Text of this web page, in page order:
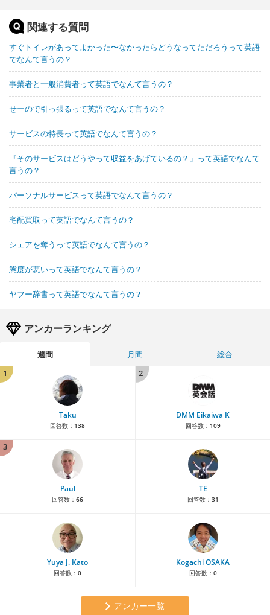
関連する質問
すぐトイレがあってよかった〜なかったらどうなってただろうって英語
でなんて言うの？
事業者と一般消費者って英語でなんて言うの？
せーので引っ張るって英語でなんて言うの？
サービスの特長って英語でなんて言うの？
『そのサービスはどうやって収益をあげているの？」って英語でなんて
言うの？
パーソナルサービスって英語でなんて言うの？
宅配買取って英語でなんて言うの？
シェアを奪うって英語でなんて言うの？
態度が悪いって英語でなんて言うの？
ヤフー辞書って英語でなんて言うの？
アンカーランキング
週間 月間
総合
1
Taku
回答数： 138
2
DMM Eikaiwa K
回答数： 109
3
Paul
回答数： 66
TE
回答数： 31
Yuya J. Kato
回答数： 0
Kogachi OSAKA
回答数： 0
アンカー一覧